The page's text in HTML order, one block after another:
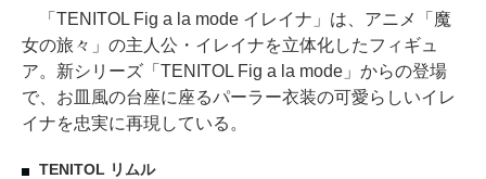
「TENITOL Fig a la mode イレイナ」は、アニメ「魔
女の旅々」の主人公・イレイナを立体化したフィギュ
ア。新シリーズ「TENITOL Fig a la mode」からの登場
で、お皿風の台座に座るパーラー衣装の可愛らしいイレ
イナを忠実に再現している。
TENITOL リムル